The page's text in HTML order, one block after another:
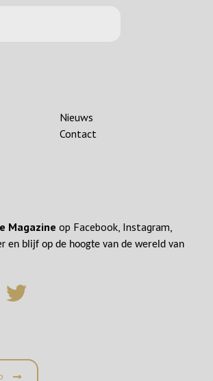
Nieuws
Contact
Magazine op Facebook, Instagram,
en blijf op de hoogte van de wereld van